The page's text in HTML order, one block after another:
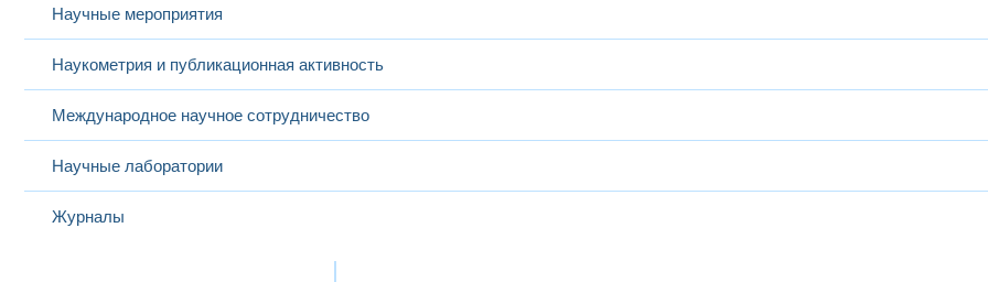
Научные мероприятия
Наукометрия и публикационная активность
Международное научное сотрудничество
Научные лаборатории
Журналы